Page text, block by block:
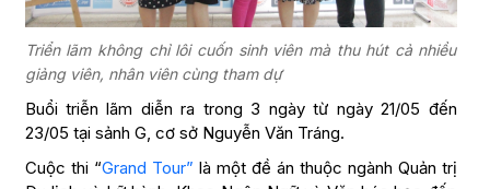
Triển lãm không chỉ lôi cuốn sinh viên mà thu hút cả nhiều
giảng viên, nhân viên cùng tham dự
Buổi triễn lãm diễn ra trong 3 ngày từ ngày 21/05 đến
23/05 tại sảnh G, cơ sở Nguyễn Văn Tráng.
Cuộc thi “Grand Tour” là một đề án thuộc ngành Quản trị